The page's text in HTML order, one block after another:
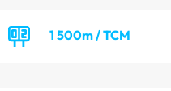
1 500m / TCM